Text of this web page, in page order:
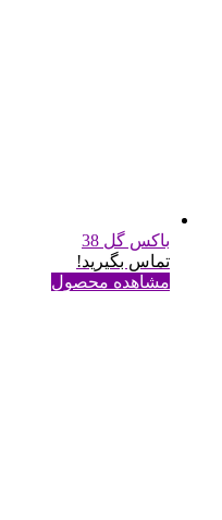
باکس گل 38
تماس بگیرید!
مشاهده محصول